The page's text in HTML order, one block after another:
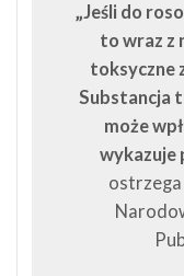
„Jeśli do
to wraz z
toksyczne
Substancja
może
wykazuje
ostrzega